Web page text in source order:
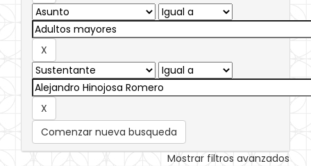
Comenzar nueva busqueda
Mostrar filtros avanzados